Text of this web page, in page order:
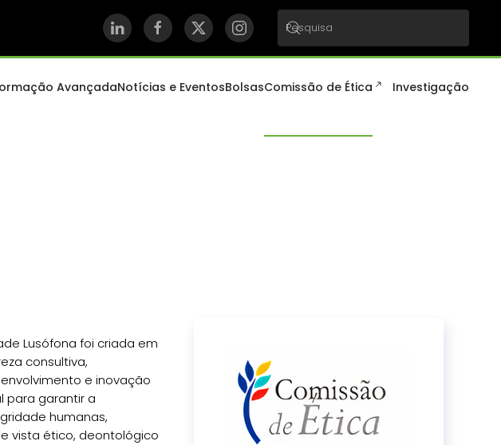
AvançadaNotícias e EventosBolsasComissão de Ética Investigação
Lusófona foi criada em
consultiva,
e inovação
para garantir a
humanas,
vista ético, deontológico